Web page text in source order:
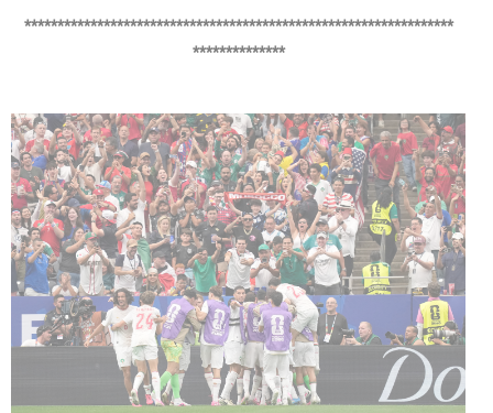
*****************************************************************
**************